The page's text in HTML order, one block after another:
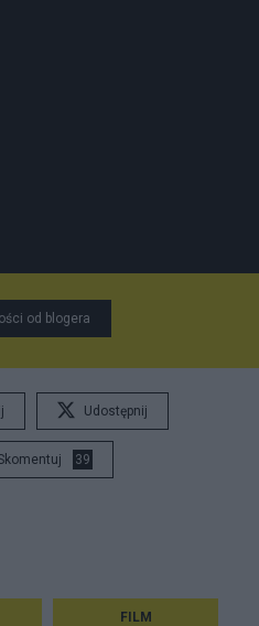
od blogera
Udostępnij
39
FILM